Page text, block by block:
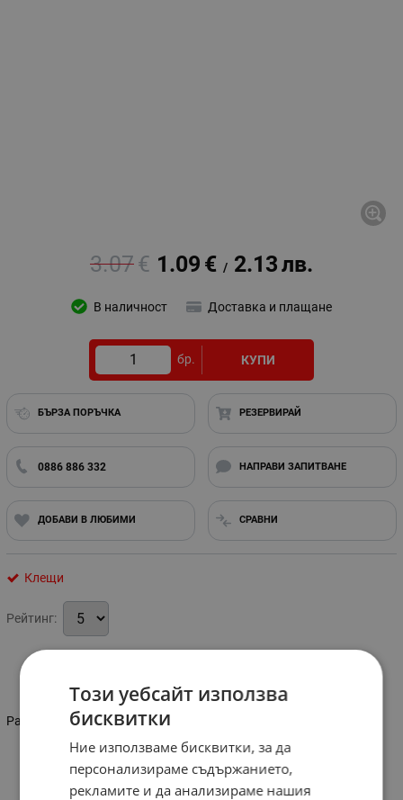
3.07€ 1.09 € / 2.13лв.
В наличност Доставка и плащане
бр. КУПИ
БЪРЗА ПОРЪЧКА РЕЗЕРВИРАЙ
0886 886 332 НАПРАВИ ЗАПИТВАНЕ
ДОБАВИ В ЛЮБИМИ СРАВНИ
Клещи
Рейтинг:
Информация
Размер: 8"
Този уебсайт използва
бисквитки
Ние използваме бисквитки, за да
персонализираме съдържанието,
рекламите и да анализираме нашия